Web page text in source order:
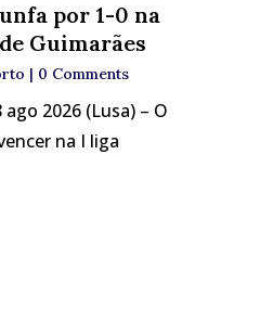
por 1-0 na
Guimarães
| 0 Comments
2026 (Lusa) – O
na I liga